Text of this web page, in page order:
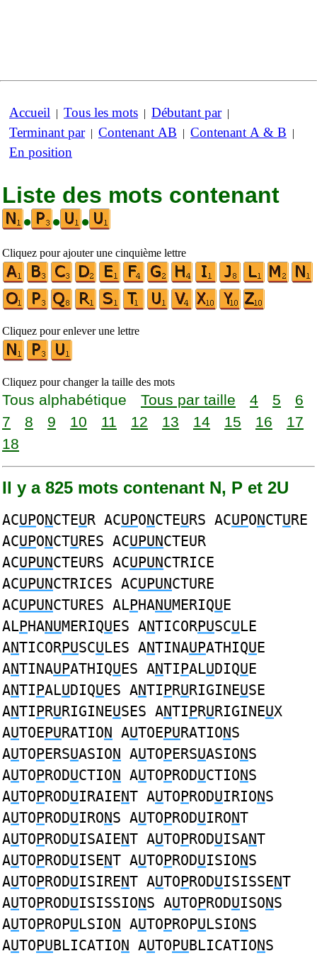
Accueil | Tous les mots | Débutant par|
Terminant par| Contenant AB | Contenant A & B |
En position
Liste des mots contenant
•
• •
Cliquez pour ajouter une cinquième lettre
Cliquez pour enlever une lettre
Cliquez pour changer la taille des mots
Tous alphabétique Tous par taille 4 5
6
7
8 9 10 11 12 13 14 15 16
17
18
Il y a 825 mots contenant N, P et 2U
ACUPONCTEUR ACUPONCTEURS ACUPONCTURE
ACUPONCTURES ACUPUNCTEUR
ACUPUNCTEURS ACUPUNCTRICE
ACUPUNCTRICES ACUPUNCTURE
ACUPUNCTURES ALPHANUMERIQUE
ALPHANUMERIQUES ANTICORPUSCULE
ANTICORPUSCULES ANTINAUPATHIQUE
ANTINAUPATHIQUES ANTIPALUDIQUE
ANTIPALUDIQUES ANTIPRURIGINEUSE
ANTIPRURIGINEUSES ANTIPRURIGINEUX
AUTOEPURATION AUTOEPURATIONS
AUTOPERSUASION AUTOPERSUASIONS
AUTOPRODUCTION AUTOPRODUCTIONS
AUTOPRODUIRAIENT AUTOPRODUIRIONS
AUTOPRODUIRONS AUTOPRODUIRONT
AUTOPRODUISAIENT AUTOPRODUISANT
AUTOPRODUISENT AUTOPRODUISIONS
AUTOPRODUISIRENT AUTOPRODUISISSENT
AUTOPRODUISISSIONS AUTOPRODUISONS
AUTOPROPULSION AUTOPROPULSIONS
AUTOPUBLICATION AUTOPUBLICATIONS